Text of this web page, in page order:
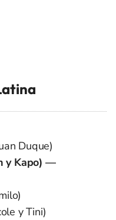
Duque)
y Kapo) —
y Tini)